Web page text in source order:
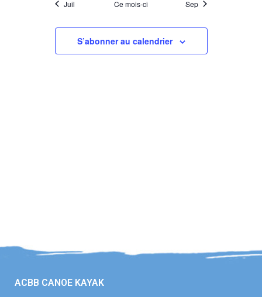
Juil Ce mois-ci Sep
S’abonner au calendrier
ACBB CANOE KAYAK